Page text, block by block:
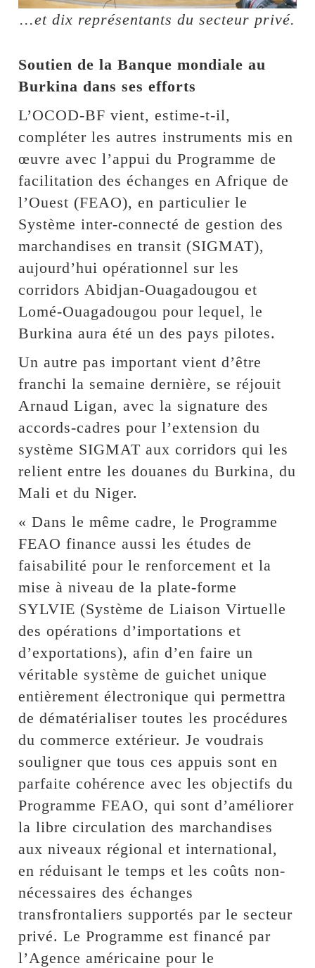
...et dix représentants du secteur privé.
Soutien de la Banque mondiale au
Burkina dans ses efforts
L’OCOD-BF vient, estime-t-il,
compléter les autres instruments mis en
œuvre avec l’appui du Programme de
facilitation des échanges en Afrique de
l’Ouest (FEAO), en particulier le
Système inter-connecté de gestion des
marchandises en transit (SIGMAT),
aujourd’hui opérationnel sur les
corridors Abidjan-Ouagadougou et
Lomé-Ouagadougou pour lequel, le
Burkina aura été un des pays pilotes.
Un autre pas important vient d’être
franchi la semaine dernière, se réjouit
Arnaud Ligan, avec la signature des
accords-cadres pour l’extension du
système SIGMAT aux corridors qui les
relient entre les douanes du Burkina, du
Mali et du Niger.
« Dans le même cadre, le Programme
FEAO finance aussi les études de
faisabilité pour le renforcement et la
mise à niveau de la plate-forme
SYLVIE (Système de Liaison Virtuelle
des opérations d’importations et
d’exportations), afin d’en faire un
véritable système de guichet unique
entièrement électronique qui permettra
de dématérialiser toutes les procédures
du commerce extérieur. Je voudrais
souligner que tous ces appuis sont en
parfaite cohérence avec les objectifs du
Programme FEAO, qui sont d’améliorer
la libre circulation des marchandises
aux niveaux régional et international,
en réduisant le temps et les coûts non-
nécessaires des échanges
transfrontaliers supportés par le secteur
privé. Le Programme est financé par
l’Agence américaine pour le